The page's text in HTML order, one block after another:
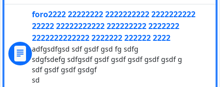
foro2222 22222222 2222222222 2222222222
22222 22222222222 222222222 2222222
2222222222222 2222222 222222 2222
adfgsdfgsd sdf gsdf gsd fg sdfg
sdgfsdefg sdfgsdf gsdf gsdf gsdf gsdf gsdf g
sdf gsdf gsdf gsdgf
sd